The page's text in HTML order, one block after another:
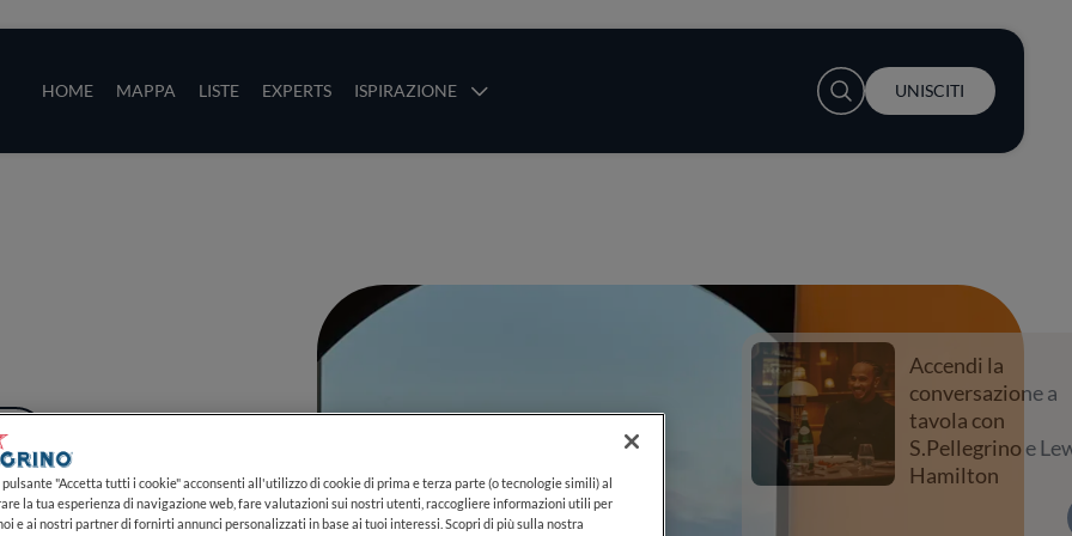
HOME MAPPA LISTE EXPERTS ISPIRAZIONE
User account menu
UNISCITI
Accendi la
conversazione a
tavola con
S.Pellegrino e Lewis
Hamilton
"Accetta tutti i cookie" acconsenti all'utilizzo di cookie di prima e terza parte (o tecnologie simili) al
la tua esperienza di navigazione web, fare valutazioni sui nostri utenti, raccogliere informazioni utili per
e ai nostri partner di fornirti annunci personalizzati in base ai tuoi interessi. Scopri di più sulla nostra